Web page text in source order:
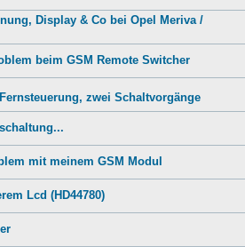
Display & Co bei Opel Meriva /
beim GSM Remote Switcher
zwei Schaltvorgänge
mit meinem GSM Modul
Lcd (HD44780)